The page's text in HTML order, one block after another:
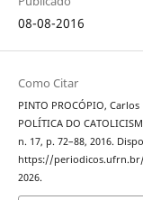
08-08-2016
Como Citar
PINTO PROCÓPIO, Carlos
POLÍTICA DO
n. 17, p. 72–88, 2016.
https://periodicos.ufrn.br/
2026.